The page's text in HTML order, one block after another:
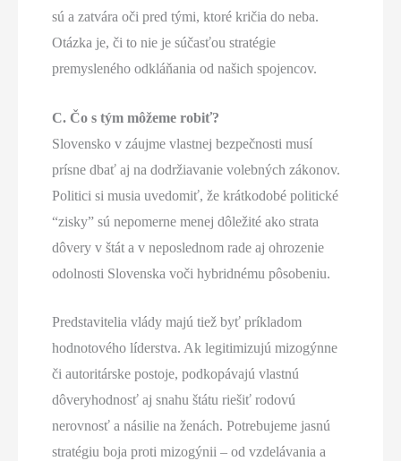
sú a zatvára oči pred tými, ktoré kričia do neba.
Otázka je, či to nie je súčasťou stratégie
premysleného odkláňania od našich spojencov.
C. Čo s tým môžeme robiť?
Slovensko v záujme vlastnej bezpečnosti musí
prísne dbať aj na dodržiavanie volebných zákonov.
Politici si musia uvedomiť, že krátkodobé politické
“zisky” sú nepomerne menej dôležité ako strata
dôvery v štát a v neposlednom rade aj ohrozenie
odolnosti Slovenska voči hybridnému pôsobeniu.
Predstavitelia vlády majú tiež byť príkladom
hodnotového líderstva. Ak legitimizujú mizogýnne
či autoritárske postoje, podkopávajú vlastnú
dôveryhodnosť aj snahu štátu riešiť rodovú
nerovnosť a násilie na ženách. Potrebujeme jasnú
stratégiu boja proti mizogýnii – od vzdelávania a